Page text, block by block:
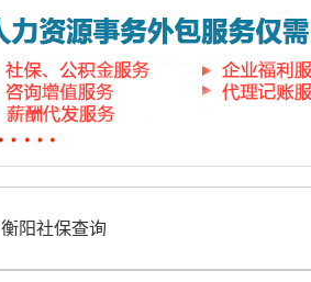
衡阳社保查询